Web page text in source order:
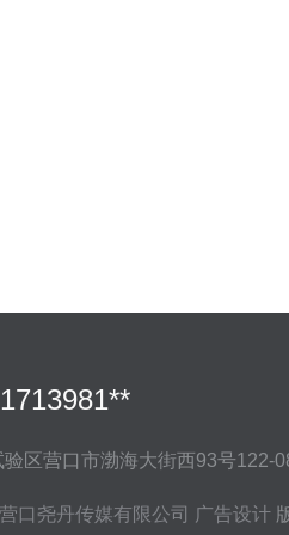
区营口市渤海大街西93号122-
营口尧丹传媒有限公司 广告设计